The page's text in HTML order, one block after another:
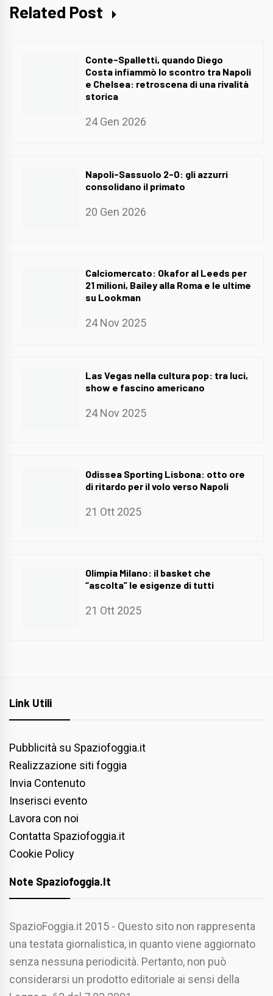
Related Post
Conte-Spalletti, quando Diego
Costa infiammò lo scontro tra Napoli
e Chelsea: retroscena di una rivalità
storica
24 Gen 2026
Napoli-Sassuolo 2-0: gli azzurri
consolidano il primato
20 Gen 2026
Calciomercato: Okafor al Leeds per
21 milioni, Bailey alla Roma e le ultime
su Lookman
24 Nov 2025
Las Vegas nella cultura pop: tra luci,
show e fascino americano
24 Nov 2025
Odissea Sporting Lisbona: otto ore
di ritardo per il volo verso Napoli
21 Ott 2025
Olimpia Milano: il basket che
“ascolta” le esigenze di tutti
21 Ott 2025
Link Utili
Pubblicità su Spaziofoggia.it
Realizzazione siti foggia
Invia Contenuto
Inserisci evento
Lavora con noi
Contatta Spaziofoggia.it
Cookie Policy
Note Spaziofoggia.it
SpazioFoggia.it 2015 - Questo sito non rappresenta
una testata giornalistica, in quanto viene aggiornato
senza nessuna periodicità. Pertanto, non può
considerarsi un prodotto editoriale ai sensi della